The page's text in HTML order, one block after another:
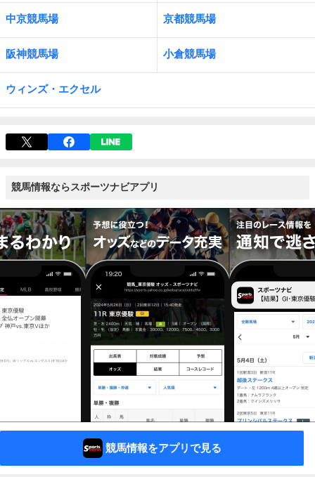
中京競馬場 京都競馬場
阪神競馬場 小倉競馬場
ウィンズ・エクセル
競馬情報ならスポーツナビアプリ
競馬情報をアプリで見る